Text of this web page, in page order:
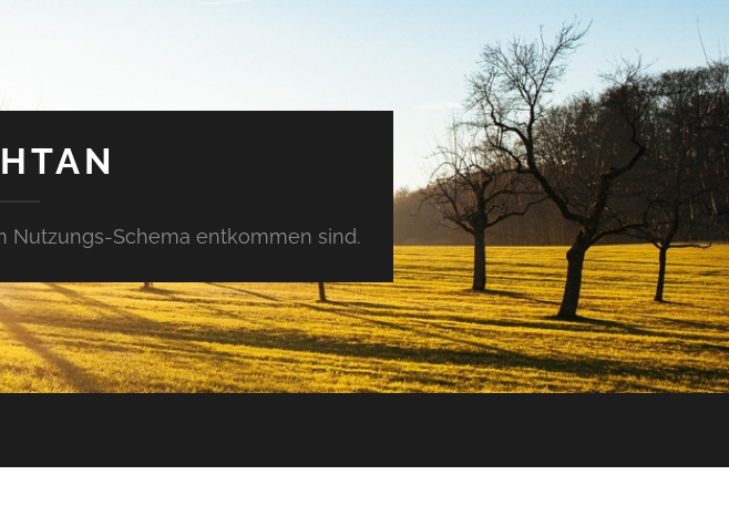
Nutzungs-Schema entkommen sind.